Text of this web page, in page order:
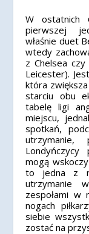
W ostatnich
pierwszej
właśnie duet
wtedy
z Chelsea
Leicester).
która
starciu obu
tabelę ligi
miejscu,
spotkań,
utrzymanie,
Londyńczycy
mogą
to jedna z
utrzymanie
zespołami w
nogach
siebie
zostać na